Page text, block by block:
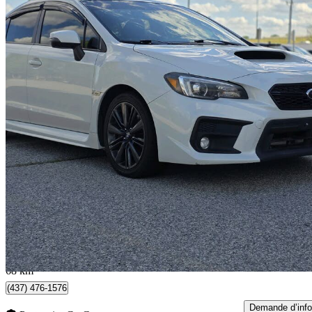
2018 Subaru WRX
Sport132 241 km
17 495 $ Affaire
307 $/mois env.
Toronto, ON
68 km
(437) 476-1576
Demande d’info